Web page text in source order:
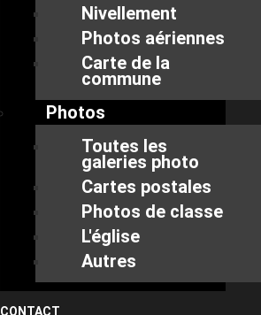
Nivellement
Photos aériennes
Carte de la
commune
Photos
Toutes les
galeries photo
Cartes postales
Photos de classe
L'église
Autres
CONTACT